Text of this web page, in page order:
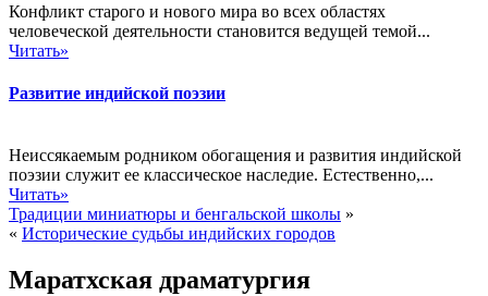
Конфликт старого и нового мира во всех областях
человеческой деятельности становится ведущей темой...
Читать»
Развитие индийской поэзии
Неиссякаемым родником обогащения и развития индийской
поэзии служит ее классическое наследие. Естественно,...
Читать»
Традиции миниатюры и бенгальской школы »
« Исторические судьбы индийских городов
Маратхская драматургия